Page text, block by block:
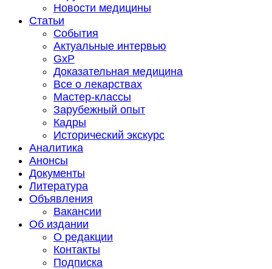
Новости медицины
Статьи
События
Актуальные интервью
GxP
Доказательная медицина
Все о лекарствах
Мастер-классы
Зарубежный опыт
Кадры
Исторический экскурс
Аналитика
Анонсы
Документы
Литература
Объявления
Вакансии
Об издании
О редакции
Контакты
Подписка